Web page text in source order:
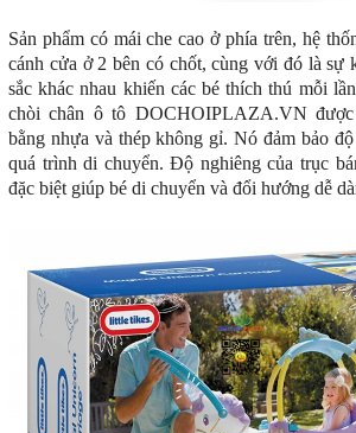
Sản phẩm có mái che cao ở phía trên, hệ
cánh cửa ở 2 bên có chốt, cùng với đó là sự
sắc khác nhau khiến các bé thích thú mỗi
chòi chân ô tô DOCHOIPLAZA.VN
bằng nhựa và thép không gỉ. Nó đảm bảo
quá trình di chuyển. Độ nghiêng của trục
đặc biệt giúp bé di chuyển và đổi hướng dễ